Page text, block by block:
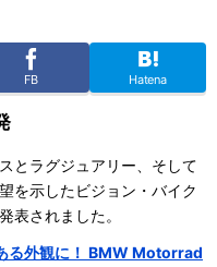
FB Hatena
とラグジュアリー、そして
を示したビジョン・バイク
表されました。
る外観に！ BMW Motorrad